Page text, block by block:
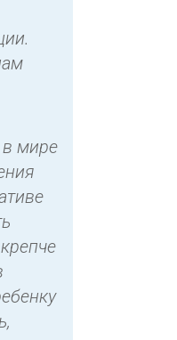
в мире